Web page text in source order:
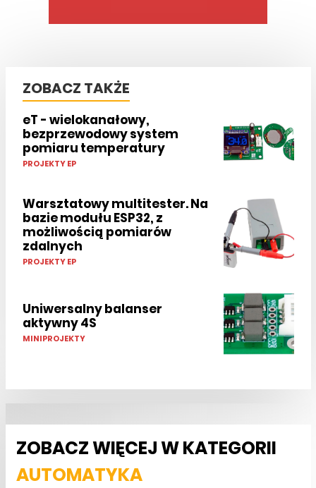
ZOBACZ TAKŻE
eT - wielokanałowy,
bezprzewodowy system
pomiaru temperatury
PROJEKTY EP
Warsztatowy multitester. Na
bazie modułu ESP32, z
możliwością pomiarów
zdalnych
PROJEKTY EP
Uniwersalny balanser
aktywny 4S
MINIPROJEKTY
ZOBACZ WIĘCEJ W KATEGORII
AUTOMATYKA